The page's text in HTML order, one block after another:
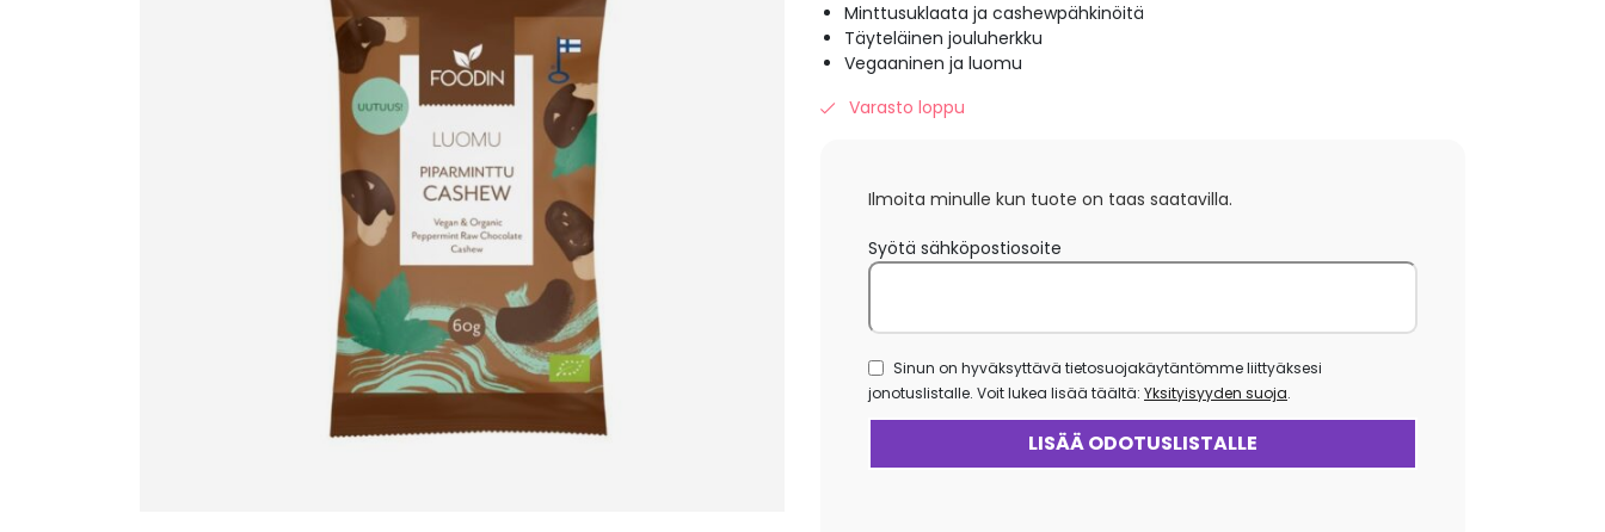
Minttusuklaata ja cashewpähkinöitä
Täyteläinen jouluherkku
Vegaaninen ja luomu
Varasto loppu
Ilmoita minulle kun tuote on taas saatavilla.
Syötä sähköpostiosoite
Sinun on hyväksyttävä tietosuojakäytäntömme liittyäksesi
jonotuslistalle. Voit lukea lisää täältä: Yksityisyyden suoja.